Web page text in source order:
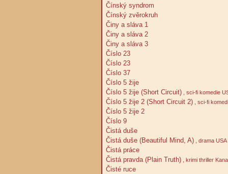
Čínský syndrom
Čínský zvěrokruh
Činy a sláva 1
Činy a sláva 2
Činy a sláva 3
Číslo 23
Číslo 23
Číslo 37
Číslo 5 žije
Číslo 5 žije (Short Circuit) , sci-fi komedie
Číslo 5 žije 2 (Short Circuit 2) , sci-fi
Číslo 5 žije 2
Číslo 9
Čistá duše
Čistá duše (Beautiful Mind, A) , drama
Čistá práce
Čistá pravda (Plain Truth) , krimi thriller
Čisté ruce